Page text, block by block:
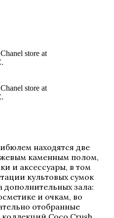
store at
store at
находятся две
каменным полом,
и аксессуары, в том
культовых сумок
дополнительных зала:
и очкам, во
отобранные